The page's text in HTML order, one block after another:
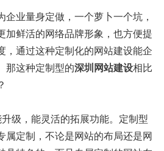
企业量身定做，一个萝卜一个坑，
加鲜活的网络品牌形象，也方便提
，通过这种定制化的网站建设能企
那这种定制型的深圳网站建设相比
级，能灵活的拓展功能。定制型
属定制，不论是网站的布局还是网